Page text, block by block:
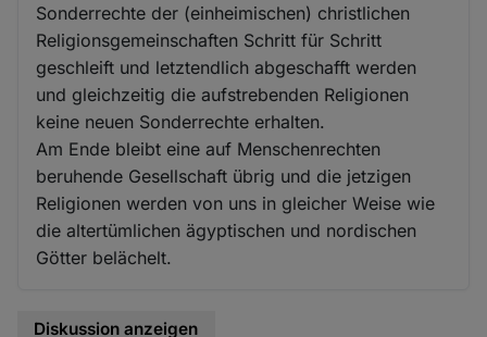
Sonderrechte der (einheimischen) christlichen
Religionsgemeinschaften Schritt für Schritt
geschleift und letztendlich abgeschafft werden
und gleichzeitig die aufstrebenden Religionen
keine neuen Sonderrechte erhalten.
Am Ende bleibt eine auf Menschenrechten
beruhende Gesellschaft übrig und die jetzigen
Religionen werden von uns in gleicher Weise wie
die altertümlichen ägyptischen und nordischen
Götter belächelt.
Diskussion anzeigen